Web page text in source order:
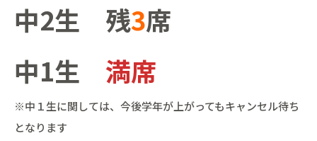
中2生 残3席
中1生 満席
※中１生に関しては、今後学年が上がってもキャンセル待ち
となります